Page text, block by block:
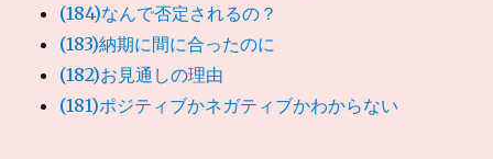
(184)なんで否定されるの？
(183)納期に間に合ったのに
(182)お見通しの理由
(181)ポジティブかネガティブかわからない